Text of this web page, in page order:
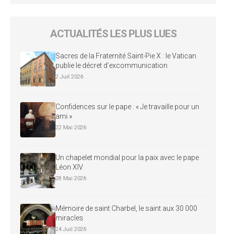
ACTUALITÉS LES PLUS LUES
Sacres de la Fraternité Saint-Pie X : le Vatican
publie le décret d’excommunication
2 Juil 2026
Confidences sur le pape : « Je travaille pour un
ami »
22 Mai 2026
Un chapelet mondial pour la paix avec le pape
Léon XIV
28 Mai 2026
Mémoire de saint Charbel, le saint aux 30 000
miracles
24 Juil 2026